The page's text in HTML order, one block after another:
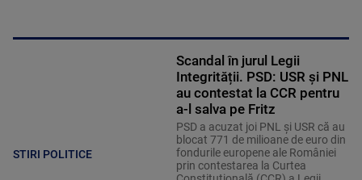
STIRI POLITICE
Scandal în jurul Legii
Integrității. PSD: USR și PNL
au contestat la CCR pentru
a-l salva pe Fritz
PSD a acuzat joi PNL și USR că au
blocat 771 de milioane de euro din
fondurile europene ale României
prin contestarea la Curtea